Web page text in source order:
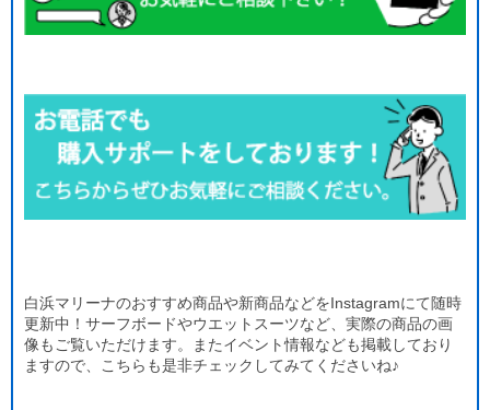
白浜マリーナのおすすめ商品や新商品などをInstagramにて随時
更新中！サーフボードやウエットスーツなど、実際の商品の画
像もご覧いただけます。またイベント情報なども掲載しており
ますので、こちらも是非チェックしてみてくださいね♪